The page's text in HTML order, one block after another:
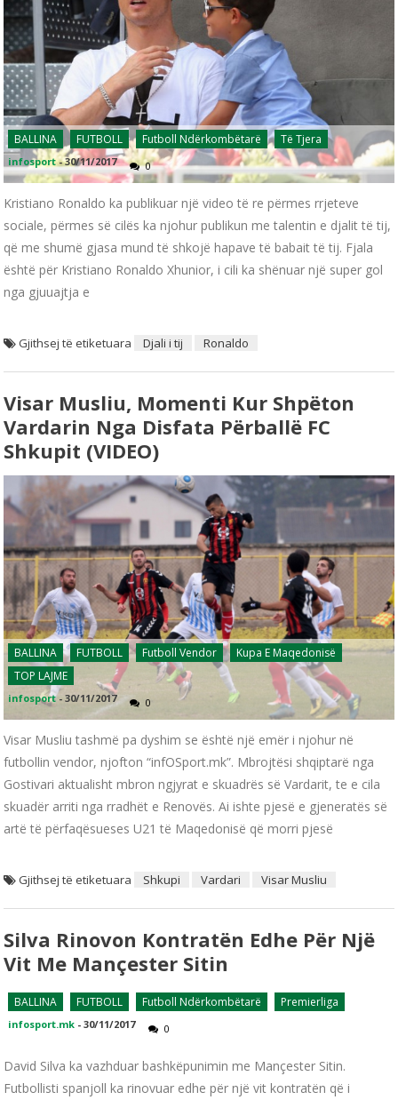
BALLINA FUTBOLL Futboll Ndërkombëtarë Të Tjera
infosport -30/11/2017 0
Kristiano Ronaldo ka publikuar një video të re përmes rrjeteve
sociale, përmes së cilës ka njohur publikun me talentin e djalit të tij,
që me shumë gjasa mund të shkojë hapave të babait të tij. Fjala
është për Kristiano Ronaldo Xhunior, i cili ka shënuar një super gol
nga gjuuajtja e
Gjithsej të etiketuara Djali i tij Ronaldo
Visar Musliu, Momenti Kur Shpëton
Vardarin Nga Disfata Përballë FC
Shkupit (VIDEO)
BALLINA FUTBOLL Futboll Vendor
Kupa E Maqedonisë
TOP LAJME
infosport -30/11/2017 0
Visar Musliu tashmë pa dyshim se është një emër i njohur në
futbollin vendor, njofton “infOSport.mk”. Mbrojtësi shqiptarë nga
Gostivari aktualisht mbron ngjyrat e skuadrës së Vardarit, te e cila
skuadër arriti nga rradhët e Renovës. Ai ishte pjesë e gjeneratës së
artë të përfaqësueses U21 të Maqedonisë që morri pjesë
Gjithsej të etiketuara Shkupi Vardari Visar Musliu
Silva Rinovon Kontratën Edhe Për Një
Vit Me Mançester Sitin
BALLINA FUTBOLL Futboll Ndërkombëtarë Premierliga
infosport.mk -30/11/2017 0
David Silva ka vazhduar bashkëpunimin me Mançester Sitin.
Futbollisti spanjoll ka rinovuar edhe për një vit kontratën që i